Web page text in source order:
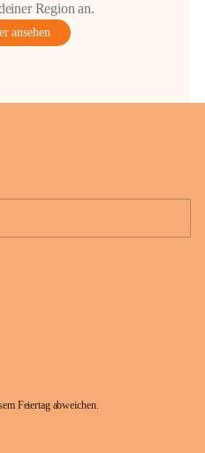
Region an.
ansehen
Feiertag abweichen.